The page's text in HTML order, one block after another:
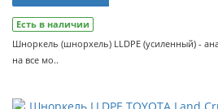
Есть в наличии
Шноркель (шнорхель) LLDPE (усиленный) -
на все мо..